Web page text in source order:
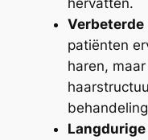
patiënten
haren,